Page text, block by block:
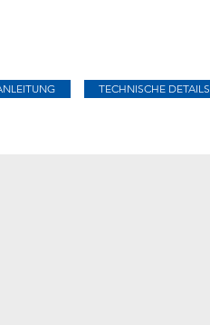
TECHNISCHE DETAILS